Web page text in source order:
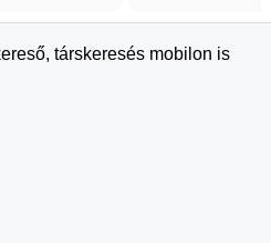
társkeresés mobilon is